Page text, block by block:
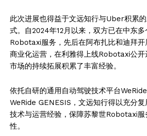
此次进展也得益于文远知行与Uber积累
式。自2024年12月以来，双方已在中东多
Robotaxi服务，先后在阿布扎比和迪拜
商业化运营，在利雅得上线Robotaxi公开
市场的持续拓展积累了丰富经验。
依托自研的通用自动驾驶技术平台
WeRide GENESIS，文远知行得以充分
技术与运营经验，保障苏黎世Robotaxi
性。